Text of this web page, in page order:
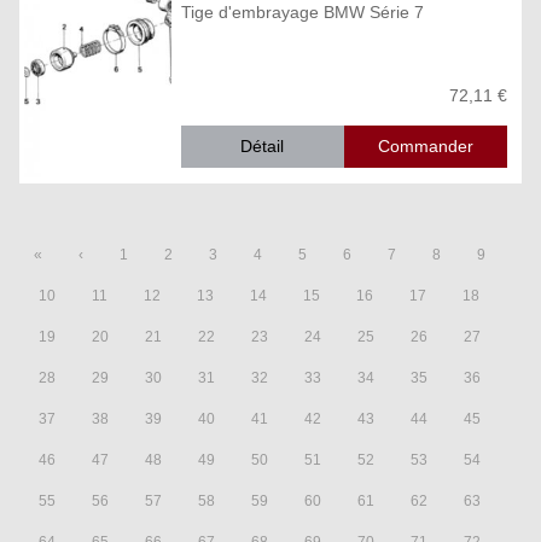
Tige d'embrayage BMW Série 7
72,11 €
Détail
« ‹ 1 2 3 4 5 6 7 8 9
10 11 12 13 14 15 16 17 18
19 20 21 22 23 24 25 26 27
28 29 30 31 32 33 34 35 36
37 38 39 40 41 42 43 44 45
46 47 48 49 50 51 52 53 54
55 56 57 58 59 60 61 62 63